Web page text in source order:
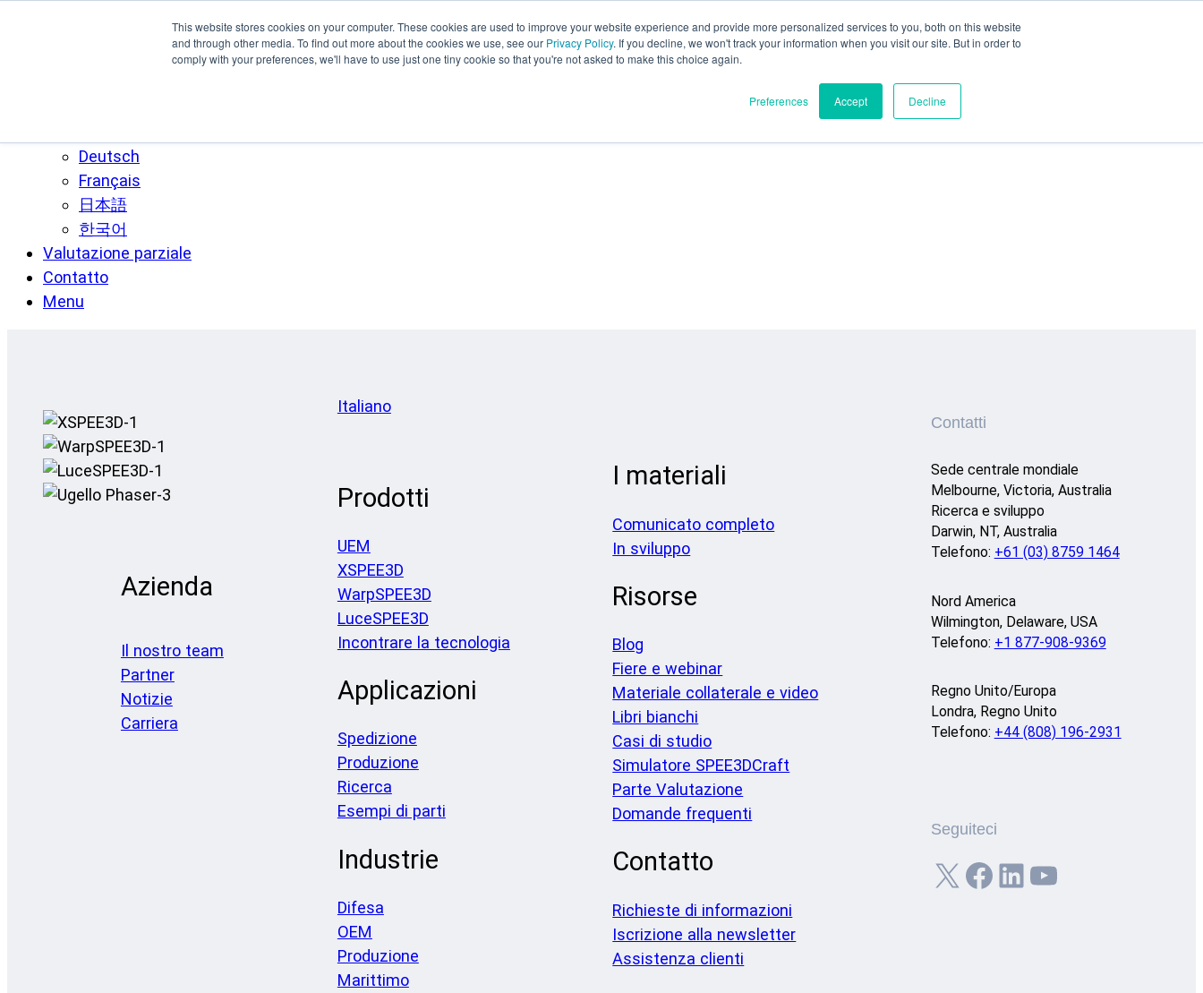
This website stores cookies on your computer. These cookies are used to improve your website experience and provide more personalized services to you, both on this website
and through other media. To find out more about the cookies we use, see our Privacy Policy. If you decline, we won't track your information when you visit our site. But in order to
comply with your preferences, we'll have to use just one tiny cookie so that you're not asked to make this choice again.
Preferences Accept Decline
Vai al contenuto principale
Deutsch
Français
日本語
한국어
Valutazione parziale
Contatto
Menu
Azienda
Il nostro team
Partner
Notizie
Carriera
Italiano
Prodotti
UEM
XSPEE3D
WarpSPEE3D
LuceSPEE3D
Incontrare la tecnologia
Applicazioni
Spedizione
Produzione
Ricerca
Esempi di parti
Industrie
Difesa
OEM
Produzione
Marittimo
I materiali
Comunicato completo
In sviluppo
Risorse
Blog
Fiere e webinar
Materiale collaterale e video
Libri bianchi
Casi di studio
Simulatore SPEE3DCraft
Parte Valutazione
Domande frequenti
Contatto
Richieste di informazioni
Iscrizione alla newsletter
Assistenza clienti
Contatti
Sede centrale mondiale
Melbourne, Victoria, Australia
Ricerca e sviluppo
Darwin, NT, Australia
Telefono: +61 (03) 8759 1464
Nord America
Wilmington, Delaware, USA
Telefono: +1 877-908-9369
Regno Unito/Europa
Londra, Regno Unito
Telefono: +44 (808) 196-2931
Seguiteci
X Facebook LinkedIn YouTube